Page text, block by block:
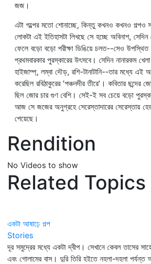
জজ।
এটা গল্পের মতো শোনাচ্ছে, কিন্তু কখনও কখনও
লোকটা এই ইতিহাসটা লিখছে সে হচ্ছে অবিনাশ, সেদিন
ফেলে বড়ো বড়ো পরীক্ষা ডিঙিয়ে চলত--সেও উপস্থিত
প্রথমবারকার পুরস্কারের উৎসবে। সেদিন নানারকম
হাইজাম্প্‌, লম্বা দৌড়, রশি-টানাটানি--তার মধ্যে এই
করেছিল রবিঠাকুরের 'পঞ্চনদীর তীরে'। কবিতার ছন্দের
ছিল জোর চার গুণ বেশি। সেই-ই সব চেয়ে বড়ো
আজ সে জজের অনুগ্রহে সেরেস্তাদারের সেরেস্তায়
পেয়েছে।
Rendition
No Videos to show
Related Topics
একটা আষাঢ়ে গল্প
Stories
দূর সমুদ্রের মধ্যে একটা দ্বীপ। সেখানে কেবল তাসের
এবং গোলামের বাস। দুরি তিরি হইতে নহলা-দহলা